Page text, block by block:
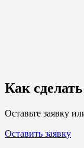
Как
Оставьте заявку
Оставить заявку